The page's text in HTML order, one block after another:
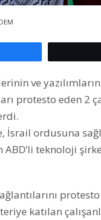
ve
protesto eden 2
İsrail ordusuna
ABD’li teknoloji
katılan